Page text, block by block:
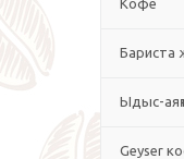
Бариста
Ыдыс-
Geyser